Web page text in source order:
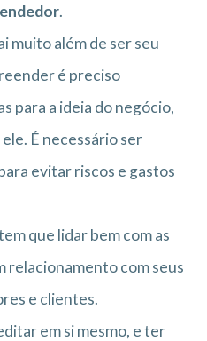
.
muito além de ser seu
é preciso
para a ideia do negócio,
É necessário ser
evitar riscos e gastos
que lidar bem com as
relacionamento com seus
e clientes.
em si mesmo, e ter